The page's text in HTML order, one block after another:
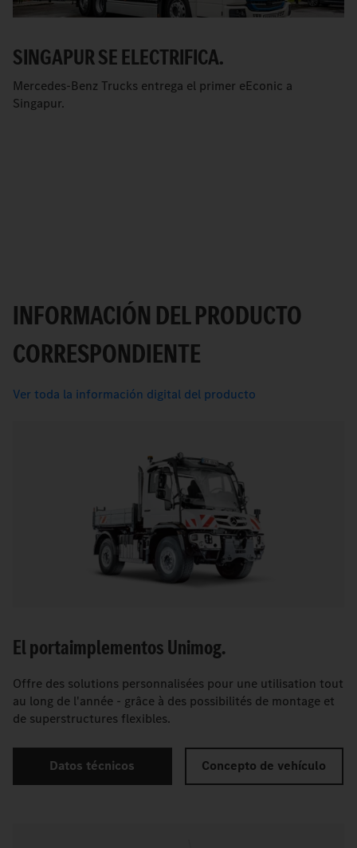
SINGAPUR SE ELECTRIFICA.
Mercedes-Benz Trucks entrega el primer eEconic a
Singapur.
INFORMACIÓN DEL PRODUCTO
CORRESPONDIENTE
Ver toda la información digital del producto
El portaimplementos Unimog.
Offre des solutions personnalisées pour une utilisation tout
au long de l'année - grâce à des possibilités de montage et
de superstructures flexibles.
Datos técnicos Concepto de vehículo